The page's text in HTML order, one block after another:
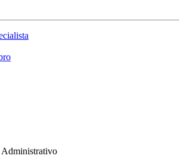
Administrativo